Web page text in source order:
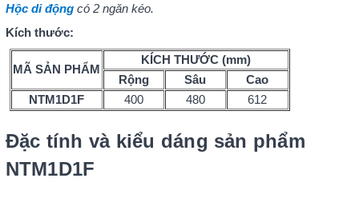
Hộc di độngcó 2 ngăn kéo.
Kích thước:
MÃ SẢN PHẨM
KÍCH THƯỚC (mm)
Rộng
Sâu
Cao
NTM1D1F
400 480 612
Đặc tính và kiểu dáng sản phẩm
NTM1D1F